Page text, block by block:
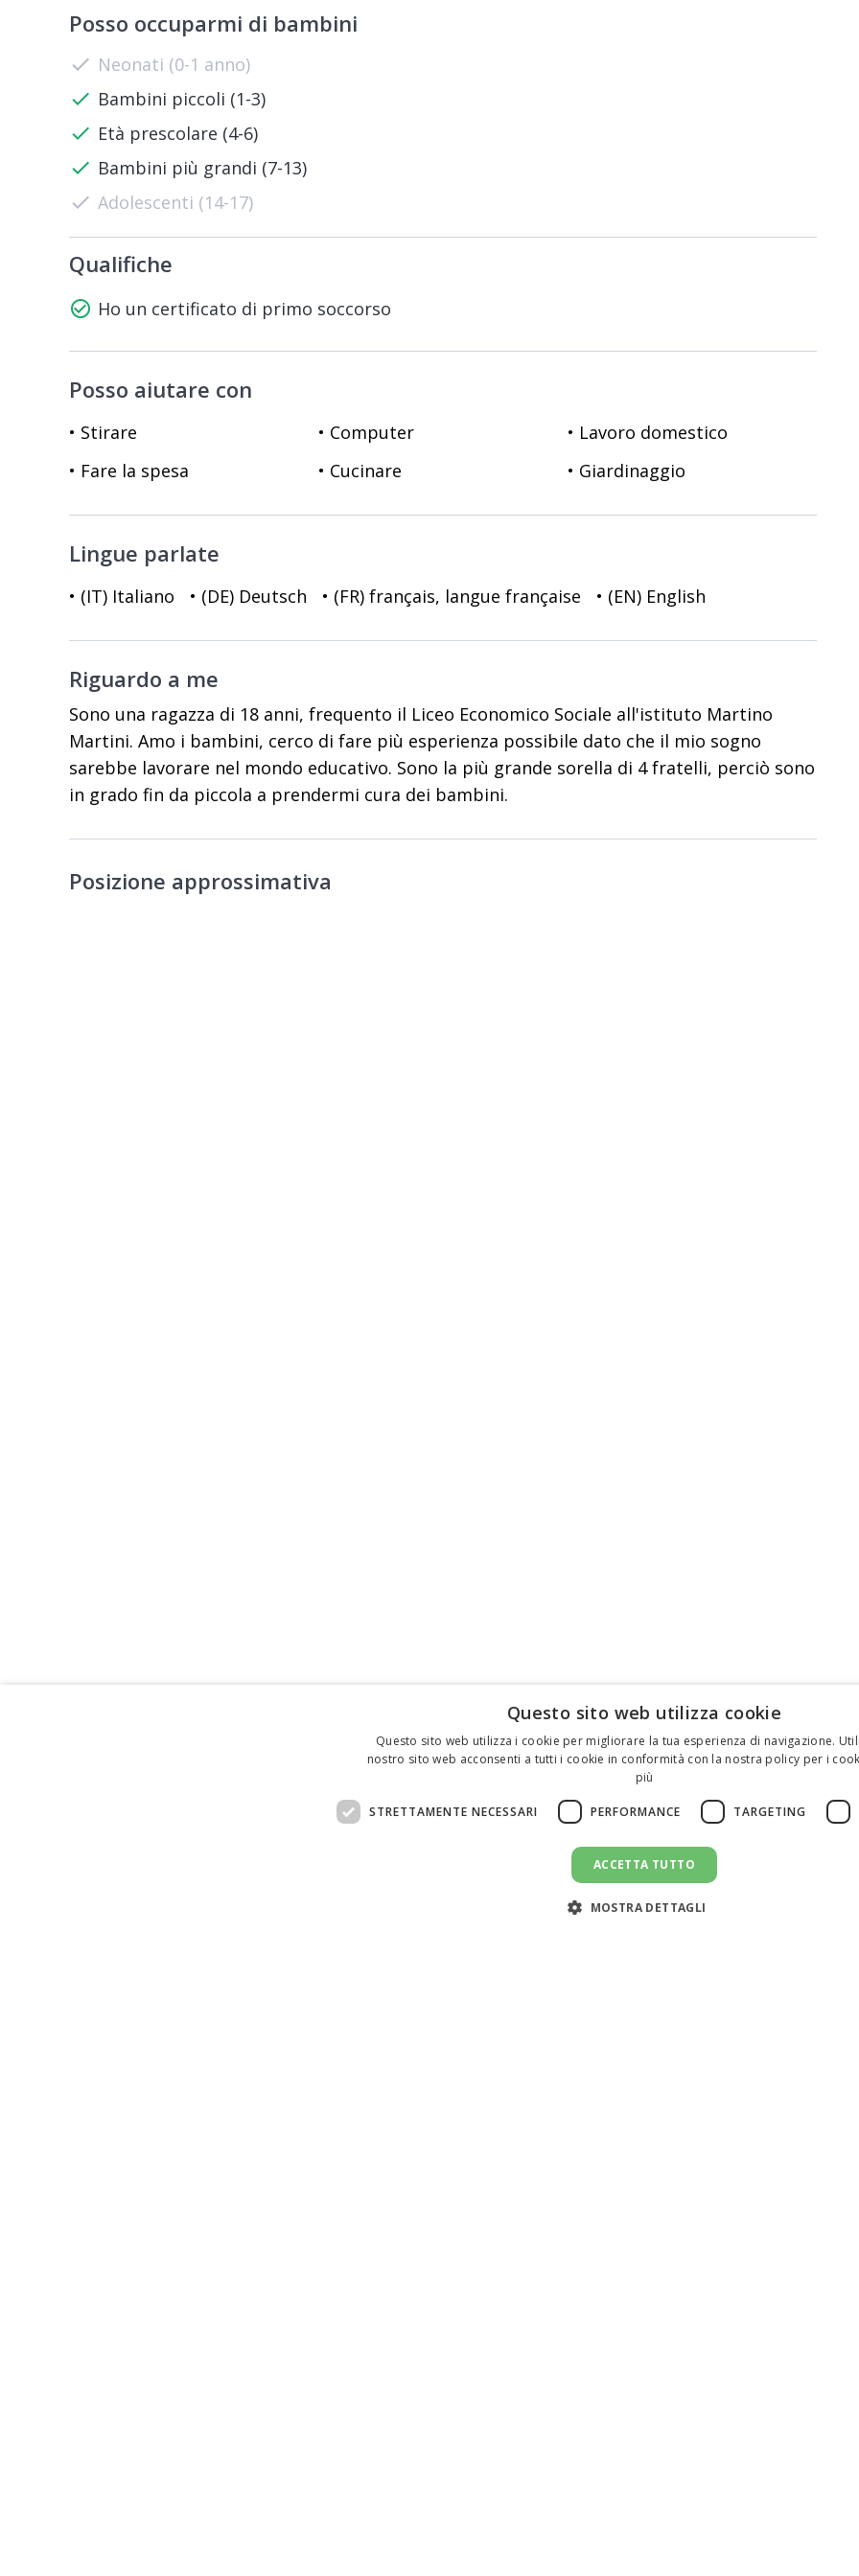
Posso occuparmi di bambini
check Neonati (0-1 anno)
check Bambini piccoli (1-3)
check Età prescolare (4-6)
check Bambini più grandi (7-13)
check Adolescenti (14-17)
Qualifiche
check_circle_outline Ho un certificato di primo soccorso
Posso aiutare con
• Stirare • Computer
• Lavoro domestico
• Fare la spesa
• Cucinare • Giardinaggio
Lingue parlate
• (IT) Italiano • (DE) Deutsch • (FR) français, langue française • (EN) English
Riguardo a me
Sono una ragazza di 18 anni, frequento il Liceo Economico Sociale all'istituto Martino
Martini. Amo i bambini, cerco di fare più esperienza possibile dato che il mio sogno
sarebbe lavorare nel mondo educativo. Sono la più grande sorella di 4 fratelli, perciò sono
in grado fin da piccola a prendermi cura dei bambini.
Posizione approssimativa
Questo sito web utilizza cookie
Questo sito web utilizza i cookie per migliorare la tua esperienza di navigazione.
nostro sito web acconsenti a tutti i cookie in conformità con la nostra policy per i
più
STRETTAMENTE NECESSARI PERFORMANCE TARGETING
ACCETTA TUTTO
MOSTRA DETTAGLI